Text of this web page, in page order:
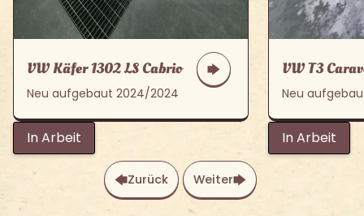
VW Käfer 1302 LS Cabrio
Neu aufgebaut 2024/2024
In Arbeit
VW T3
Neu
In Arbeit
Zurück Weiter